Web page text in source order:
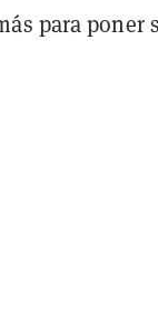
para poner